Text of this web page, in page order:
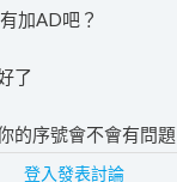
加AD吧？
了
的序號會不會有問題
登入發表討論